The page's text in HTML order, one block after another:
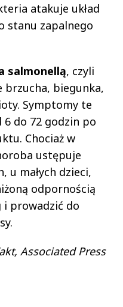
atakuje układ
stanu zapalnego
salmonellą, czyli
brzucha, biegunka,
Symptomy te
6 do 72 godzin po
Chociaż w
ustępuje
u małych dzieci,
odpornością
i prowadzić do
Associated Press